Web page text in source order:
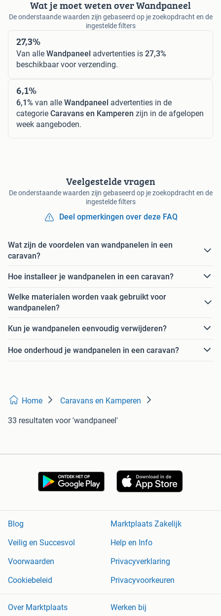
Wat je moet weten over Wandpaneel
De onderstaande waarden zijn gebaseerd op je zoekopdracht en de
ingestelde filters
27,3%
Van alle Wandpaneel advertenties is 27,3%
beschikbaar voor verzending.
6,1%
6,1% van alle Wandpaneel advertenties in de
categorie Caravans en Kamperen zijn in de afgelopen
week aangeboden.
Veelgestelde vragen
De onderstaande waarden zijn gebaseerd op je zoekopdracht en de
ingestelde filters
Deel opmerkingen over deze FAQ
Wat zijn de voordelen van wandpanelen in een
caravan?
Hoe installeer je wandpanelen in een caravan?
Welke materialen worden vaak gebruikt voor
wandpanelen?
Kun je wandpanelen eenvoudig verwijderen?
Hoe onderhoud je wandpanelen in een caravan?
Home Caravans en Kamperen
33 resultaten voor 'wandpaneel'
Blog
Marktplaats Zakelijk
Veilig en Succesvol
Help en Info
Voorwaarden
Privacyverklaring
Cookiebeleid
Privacyvoorkeuren
Over Marktplaats Werken bij